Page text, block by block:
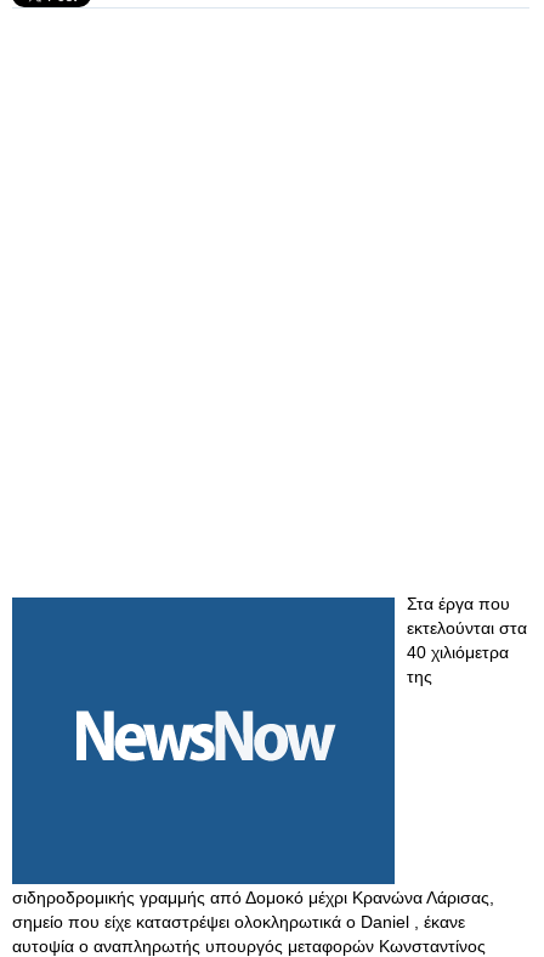
Στα έργα που
εκτελούνται στα
40 χιλιόμετρα
της
σιδηροδρομικής γραμμής από Δομοκό μέχρι Κρανώνα Λάρισας,
σημείο που είχε καταστρέψει ολοκληρωτικά ο Daniel , έκανε
αυτοψία ο αναπληρωτής υπουργός μεταφορών Κωνσταντίνος